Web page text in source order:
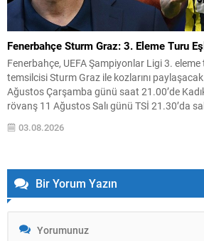
Fenerbahçe Sturm Graz: 3. Eleme Turu
Fenerbahçe, UEFA Şampiyonlar Ligi 3.
temsilcisi Sturm Graz ile kozlarını
Ağustos Çarşamba günü saat 21.00’de
rövanş 11 Ağustos Salı günü TSİ 21.30’da
sonunda turu geçen takım, play-off turunda
eşleşmenin galibiyle karşılaşacak. Kura çekimi
03.08.2026
Bir Yorum Yazın